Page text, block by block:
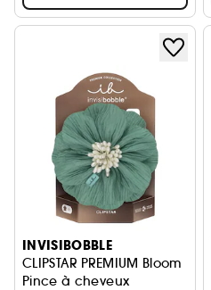
INVISIBOBBLE
CLIPSTAR PREMIUM Bloom
Pince à cheveux